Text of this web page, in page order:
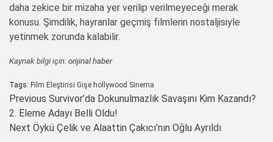
daha zekice bir mizaha yer verilip verilmeyeceği merak
konusu. Şimdilik, hayranlar geçmiş filmlerin nostaljisiyle
yetinmek zorunda kalabilir.
Kaynak bilgi için: orijinal haber
Tags: Film Eleştirisi Gişe hollywood Sinema
Post
navigation
Previous Survivor’da Dokunulmazlık Savaşını Kim Kazandı?
2. Eleme Adayı Belli Oldu!
Next Öykü Çelik ve Alaattin Çakıcı’nın Oğlu Ayrıldı